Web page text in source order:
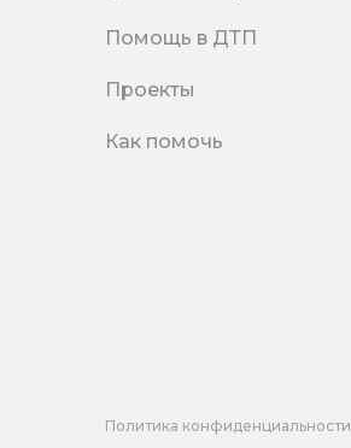
Помощь в ДТП
Проекты
Как помочь
Политика конфиденциальности